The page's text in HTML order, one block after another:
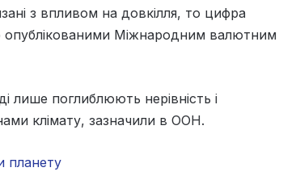
з впливом на довкілля, то цифра
Міжнародним валютним
лише поглиблюють нерівність і
клімату, зазначили в ООН.
планету